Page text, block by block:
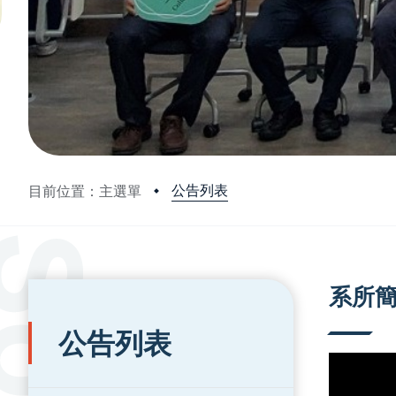
目前位置：主選單 公告列表
:::
公告列表
系所